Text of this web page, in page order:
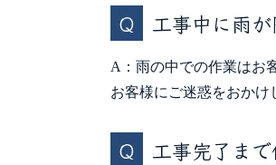
工事中に雨
A：雨の中での作業はお
お客様にご迷惑をおか
工事完了ま